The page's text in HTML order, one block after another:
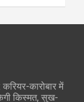
कारोबार में
किस्मत, सुख-